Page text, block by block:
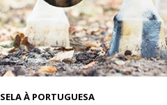
SELA À PORTUGUESA